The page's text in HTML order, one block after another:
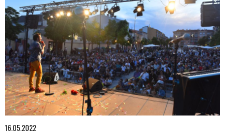
Diapositiva 1 de 1
16.05.2022